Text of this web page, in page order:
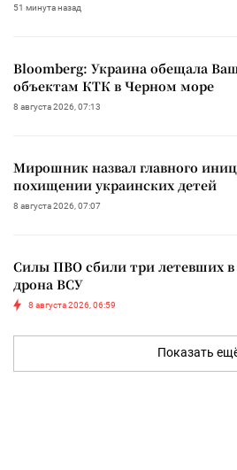
51 минута назад
Bloomberg: Украина обещала
объектам КТК в Черном море
8 августа 2026, 07:13
Мирошник назвал главного
похищении украинских детей
8 августа 2026, 07:07
Силы ПВО сбили три летевших
дрона ВСУ
8 августа 2026, 06:59
Показать